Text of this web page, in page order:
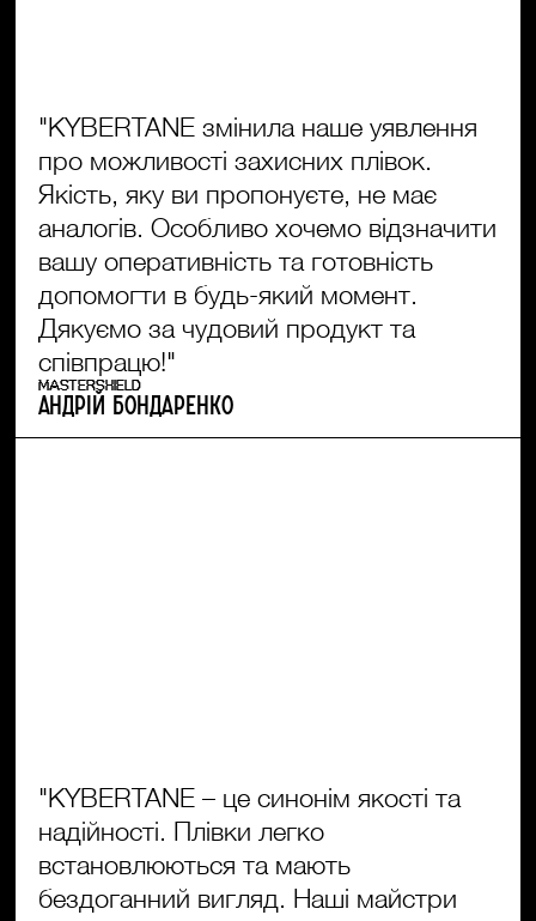
"KYBERTANE змінила наше уявлення
про можливості захисних плівок.
Якість, яку ви пропонуєте, не має
аналогів. Особливо хочемо відзначити
вашу оперативність та готовність
допомогти в будь-який момент.
Дякуємо за чудовий продукт та
співпрацю!"
MASTERSHIELD
Андрій Бондаренко
"KYBERTANE – це синонім якості та
надійності. Плівки легко
встановлюються та мають
бездоганний вигляд. Наші майстри